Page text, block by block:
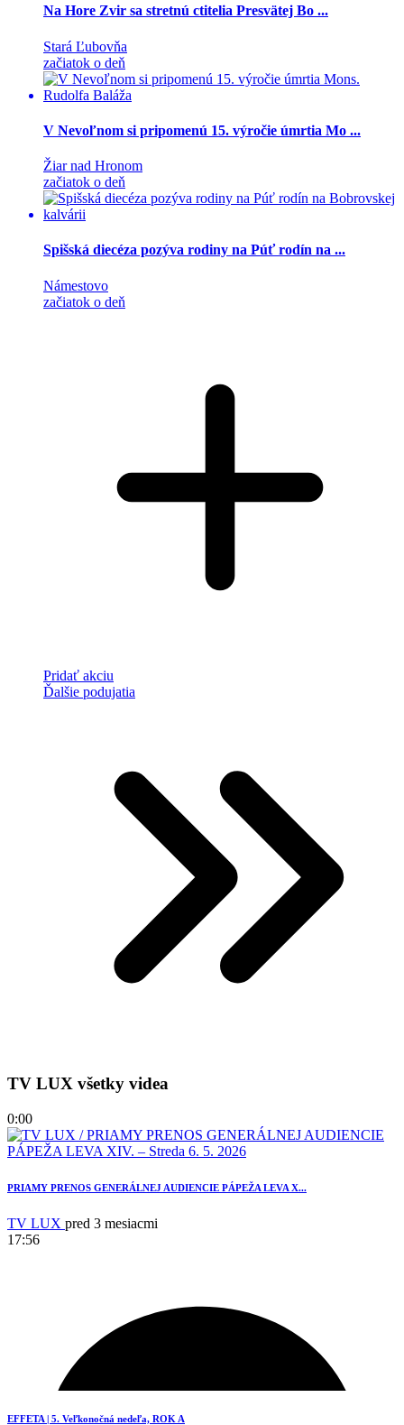
Na Hore Zvir sa stretnú ctitelia Presvätej Bo ...
Stará Ľubovňa
začiatok o deň
V Nevoľnom si pripomenú 15. výročie úmrtia Mo ...
Žiar nad Hronom
začiatok o deň
Spišská diecéza pozýva rodiny na Púť rodín na ...
Námestovo
začiatok o deň
Pridať akciu
Ďalšie podujatia
TV LUX všetky videa
0:00
PRIAMY PRENOS GENERÁLNEJ AUDIENCIE PÁPEŽA LEVA X...
TV LUX pred 3 mesiacmi
17:56
EFFETA | 5. Veľkonočná nedeľa, ROK A